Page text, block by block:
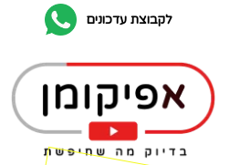
לקבוצת עדכונים